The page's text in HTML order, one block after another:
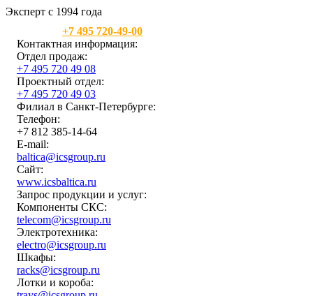
Эксперт с 1994 года
+7 495 720-49-00
Контактная информация:
Отдел продаж:
+7 495 720 49 08
Проектный отдел:
+7 495 720 49 03
Филиал в Санкт-Петербурге:
Телефон:
+7 812 385-14-64
E-mail:
baltica@icsgroup.ru
Сайт:
www.icsbaltica.ru
Запрос продукции и услуг:
Компоненты СКС:
telecom@icsgroup.ru
Электротехника:
electro@icsgroup.ru
Шкафы:
racks@icsgroup.ru
Лотки и короба: